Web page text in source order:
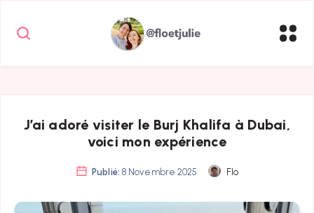
J’ai adoré visiter le Burj Khalifa à Dubai,
voici mon expérience
Publié: 8 Novembre 2025 Flo